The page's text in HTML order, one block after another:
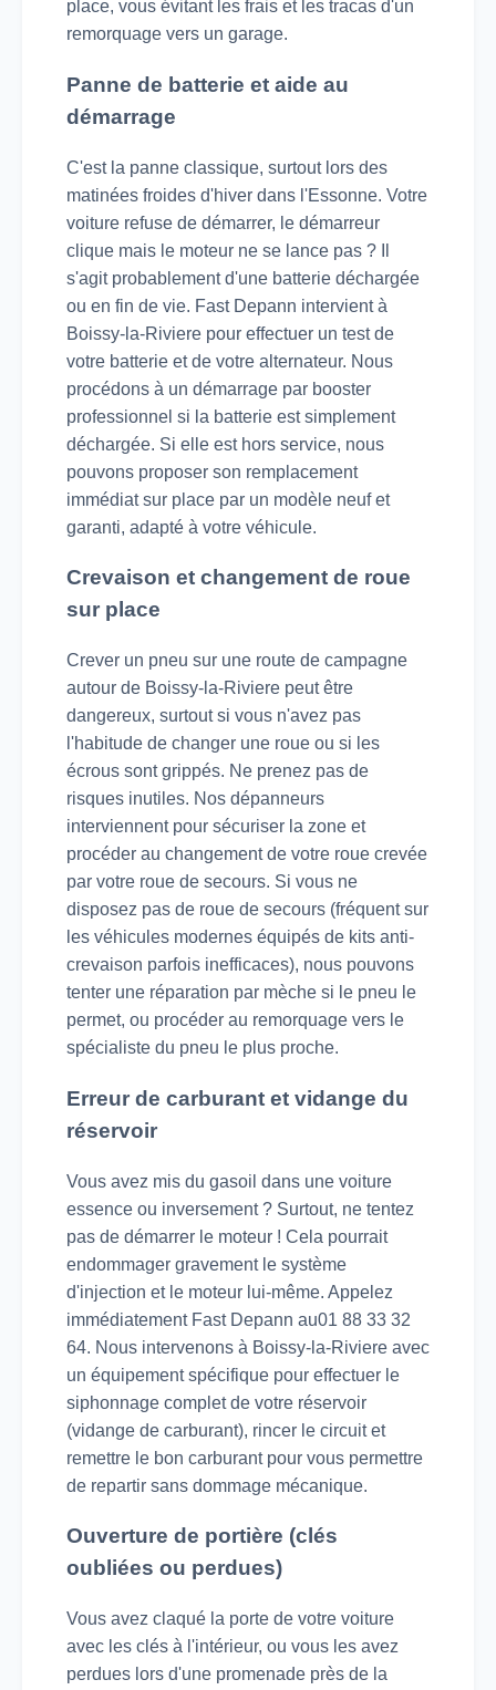
place, vous évitant les frais et les tracas d'un
remorquage vers un garage.
Panne de batterie et aide au
démarrage
C'est la panne classique, surtout lors des
matinées froides d'hiver dans l'Essonne. Votre
voiture refuse de démarrer, le démarreur
clique mais le moteur ne se lance pas ? Il
s'agit probablement d'une batterie déchargée
ou en fin de vie. Fast Depann intervient à
Boissy-la-Riviere pour effectuer un test de
votre batterie et de votre alternateur. Nous
procédons à un démarrage par booster
professionnel si la batterie est simplement
déchargée. Si elle est hors service, nous
pouvons proposer son remplacement
immédiat sur place par un modèle neuf et
garanti, adapté à votre véhicule.
Crevaison et changement de roue
sur place
Crever un pneu sur une route de campagne
autour de Boissy-la-Riviere peut être
dangereux, surtout si vous n'avez pas
l'habitude de changer une roue ou si les
écrous sont grippés. Ne prenez pas de
risques inutiles. Nos dépanneurs
interviennent pour sécuriser la zone et
procéder au changement de votre roue crevée
par votre roue de secours. Si vous ne
disposez pas de roue de secours (fréquent sur
les véhicules modernes équipés de kits anti-
crevaison parfois inefficaces), nous pouvons
tenter une réparation par mèche si le pneu le
permet, ou procéder au remorquage vers le
spécialiste du pneu le plus proche.
Erreur de carburant et vidange du
réservoir
Vous avez mis du gasoil dans une voiture
essence ou inversement ? Surtout, ne tentez
pas de démarrer le moteur ! Cela pourrait
endommager gravement le système
d'injection et le moteur lui-même. Appelez
immédiatement Fast Depann au01 88 33 32
64. Nous intervenons à Boissy-la-Riviere avec
un équipement spécifique pour effectuer le
siphonnage complet de votre réservoir
(vidange de carburant), rincer le circuit et
remettre le bon carburant pour vous permettre
de repartir sans dommage mécanique.
Ouverture de portière (clés
oubliées ou perdues)
Vous avez claqué la porte de votre voiture
avec les clés à l'intérieur, ou vous les avez
perdues lors d'une promenade près de la